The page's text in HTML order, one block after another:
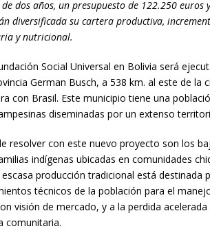
dos años, un presupuesto de 122.250 euros
diversificada su cartera productiva,
y nutricional.
Social Universal en Bolivia será
German Busch, a 538 km. al este de la
con Brasil. Este municipio tiene una
diseminadas por un extenso
resolver con este nuevo proyecto son los
indígenas ubicadas en comunidades
producción tradicional está destinada
técnicos de la población para el
visión de mercado, y a la perdida
comunitaria.